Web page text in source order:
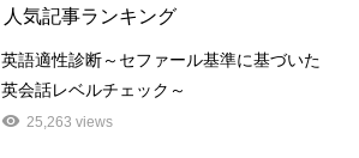
人気記事ランキング
英語適性診断～セファール基準に基づいた
英会話レベルチェック～
25,263 views